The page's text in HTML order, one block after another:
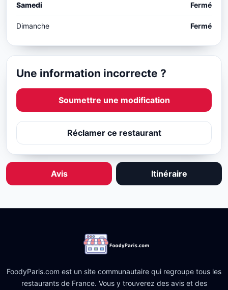
Samedi Fermé
Dimanche Fermé
Une information incorrecte ?
Soumettre une modification
Réclamer ce restaurant
Avis Itinéraire
FoodyParis.com est un site communautaire qui regroupe tous les
restaurants de France. Vous y trouverez des avis et des